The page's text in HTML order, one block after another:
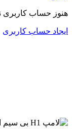
هنوز حساب کاربری
ایجاد حساب کاربری